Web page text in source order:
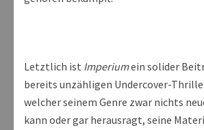
Letztlich ist Imperiumein solider
bereits unzähligen Undercover-
welcher seinem Genre zwar nichts
kann oder gar herausragt, seine